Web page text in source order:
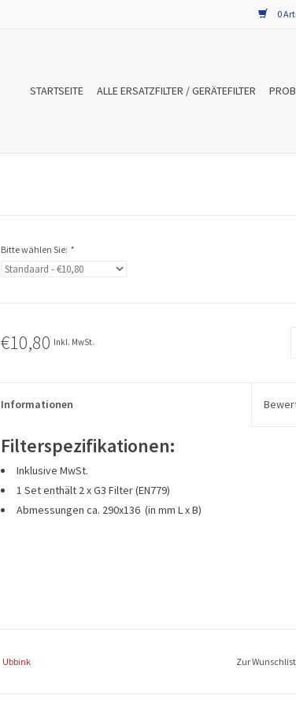
0
STARTSEITE ALLE ERSATZFILTER / GERÄTEFILTER
Bitte wählen Sie: *
€10,80 Inkl. MwSt.
Informationen
Filterspezifikationen:
Inklusive MwSt.
1 Set enthält 2 x G3 Filter (EN779)
Abmessungen ca. 290x136 (in mm L x B)
Ubbink Zur